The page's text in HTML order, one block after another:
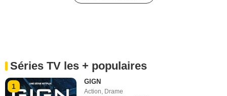
Séries TV les + populaires
1
GIGN
Action, Drame